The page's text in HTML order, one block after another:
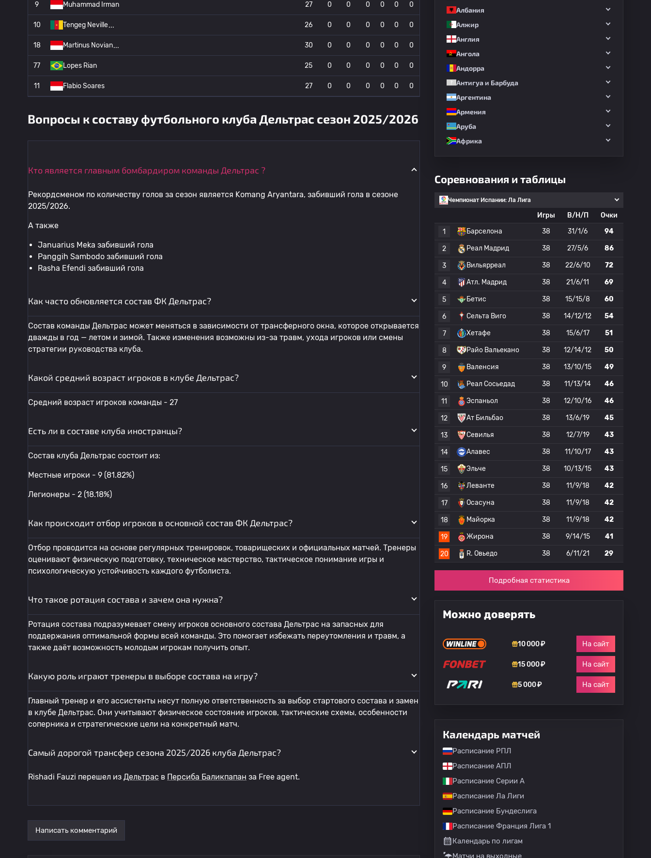
9 Muhammad Irman 27 0 0 0 0 0 0
10 Tengeg Neville 26 0 0 0 0 0 0
18 Martinus Novian 30 0 0 0 0 0 0
77 Lopes Rian 25 0 0 0 0 0 0
11 Flabio Soares 27 0 0 0 0 0 0
Вопросы к составу футбольного клуба Дельтрас сезон 2025/2026
Кто является главным бомбардиром команды Дельтрас ?
Рекордсменом по количеству голов за сезон является Komang Aryantara, забивший гола в сезоне
2025/2026.
А также
Januarius Meka забивший гола
Panggih Sambodo забивший гола
Rasha Efendi забивший гола
Как часто обновляется состав ФК Дельтрас?
Состав команды Дельтрас может меняться в зависимости от трансферного окна, которое открывается
дважды в год — летом и зимой. Также изменения возможны из-за травм, ухода игроков или смены
стратегии руководства клуба.
Какой средний возраст игроков в клубе Дельтрас?
Средний возраст игроков команды - 27
Есть ли в составе клуба иностранцы?
Состав клуба Дельтрас состоит из:
Местные игроки - 9 (81.82%)
Легионеры - 2 (18.18%)
Как происходит отбор игроков в основной состав ФК Дельтрас?
Отбор проводится на основе регулярных тренировок, товарищеских и официальных матчей. Тренеры
оценивают физическую подготовку, техническое мастерство, тактическое понимание игры и
психологическую устойчивость каждого футболиста.
Что такое ротация состава и зачем она нужна?
Ротация состава подразумевает смену игроков основного состава Дельтрас на запасных для
поддержания оптимальной формы всей команды. Это помогает избежать переутомления и травм, а
также даёт возможность молодым игрокам получить опыт.
Какую роль играют тренеры в выборе состава на игру?
Главный тренер и его ассистенты несут полную ответственность за выбор стартового состава и замен
в клубе Дельтрас. Они учитывают физическое состояние игроков, тактические схемы, особенности
соперника и стратегические цели на конкретный матч.
Самый дорогой трансфер сезона 2025/2026 клуба Дельтрас?
Rishadi Fauzi перешел из Дельтрас в Персиба Баликпапан за Free agent.
Написать комментарий
Албания
Алжир
Англия
Ангола
Андорра
Антигуа и Барбуда
Аргентина
Армения
Аруба
Африка
Соревнования и таблицы
Чемпионат Испании: Ла Лига
Игры В/Н/П
Очки
1
Барселона 38 31/1/6 94
2 Реал Мадрид 38 27/5/6 86
3 Вильярреал 38 22/6/10 72
4 Атл. Мадрид 38 21/6/11 69
5 Бетис 38 15/15/8 60
6 Сельта Виго 38 14/12/12 54
7 Хетафе 38 15/6/17 51
8 Райо Вальекано 38 12/14/12 50
9 Валенсия 38 13/10/15 49
10 Реал Сосьедад 38 11/13/14 46
11 Эспаньол 38 12/10/16 46
12 Ат Бильбао 38 13/6/19 45
13 Севилья 38 12/7/19 43
14 Алавес 38 11/10/17 43
15 Эльче 38 10/13/15 43
16 Леванте 38 11/9/18 42
17 Осасуна 38 11/9/18 42
18 Майорка 38 11/9/18 42
19 Жирона 38 9/14/15 41
20 R. Овьедо 38 6/11/21 29
Подробная статистика
Можно доверять
10 000 ₽ На сайт
15 000 ₽ На сайт
5 000 ₽ На сайт
Календарь матчей
Расписание РПЛ
Расписание АПЛ
Расписание Серии А
Расписание Ла Лиги
Расписание Бундеслига
Расписание Франция Лига 1
Календарь по лигам
Матчи на выходные